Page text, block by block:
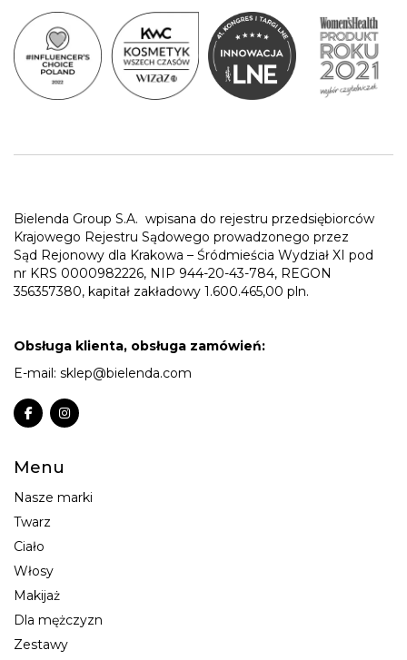
Bielenda Group S.A. wpisana do rejestru przedsiębiorców
Krajowego Rejestru Sądowego prowadzonego przez
Sąd Rejonowy dla Krakowa – Śródmieścia Wydział XI pod
nr KRS 0000982226, NIP 944-20-43-784, REGON
356357380, kapitał zakładowy 1.600.465,00 pln.
Obsługa klienta, obsługa zamówień:
E-mail: sklep@bielenda.com
Menu
Nasze marki
Twarz
Ciało
Włosy
Makijaż
Dla mężczyzn
Zestawy